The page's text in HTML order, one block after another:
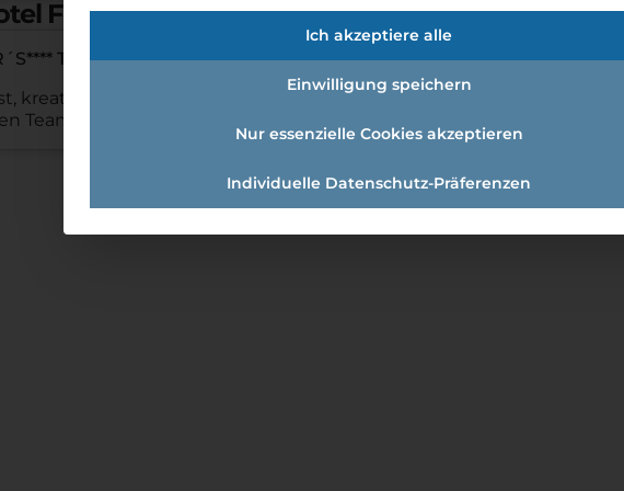
Forster / Forster's Naturresort
Team!
kreativ, aktiv und begeistert bist, dann werde auch Du Mitglied in
Team.
Ich akzeptiere alle
Einwilligung speichern
Nur essenzielle Cookies akzeptieren
Individuelle Datenschutz-Präferenzen